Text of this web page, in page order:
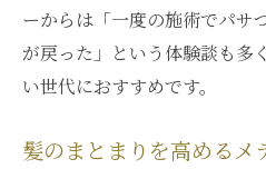
ーからは「一度の施術でパサ
が戻った」という体験談も多
い世代におすすめです。
髪のまとまりを高めるメ